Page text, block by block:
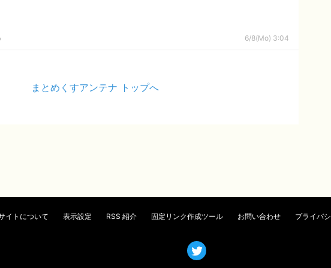
6/8(Mo) 3:04
まとめくすアンテナ トップへ
イトについて 表示設定 RSS 紹介 固定リンク作成ツール お問い合わせ プライバ